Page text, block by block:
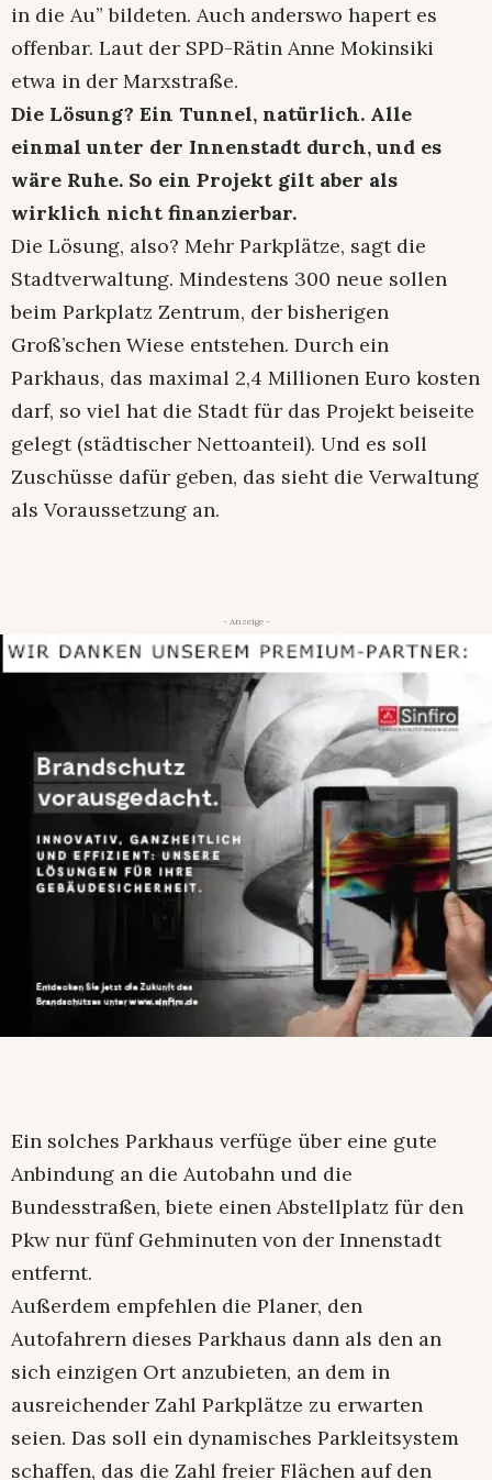
in die Au” bildeten. Auch anderswo hapert es
offenbar. Laut der SPD-Rätin Anne Mokinsiki
etwa in der Marxstraße.
Die Lösung? Ein Tunnel, natürlich. Alle
einmal unter der Innenstadt durch, und es
wäre Ruhe. So ein Projekt gilt aber als
wirklich nicht finanzierbar.
Die Lösung, also? Mehr Parkplätze, sagt die
Stadtverwaltung. Mindestens 300 neue sollen
beim Parkplatz Zentrum, der bisherigen
Groß’schen Wiese entstehen. Durch ein
Parkhaus, das maximal 2,4 Millionen Euro kosten
darf, so viel hat die Stadt für das Projekt beiseite
gelegt (städtischer Nettoanteil). Und es soll
Zuschüsse dafür geben, das sieht die Verwaltung
als Voraussetzung an.
- Anzeige -
Ein solches Parkhaus verfüge über eine gute
Anbindung an die Autobahn und die
Bundesstraßen, biete einen Abstellplatz für den
Pkw nur fünf Gehminuten von der Innenstadt
entfernt.
Außerdem empfehlen die Planer, den
Autofahrern dieses Parkhaus dann als den an
sich einzigen Ort anzubieten, an dem in
ausreichender Zahl Parkplätze zu erwarten
seien. Das soll ein dynamisches Parkleitsystem
schaffen, das die Zahl freier Flächen auf den